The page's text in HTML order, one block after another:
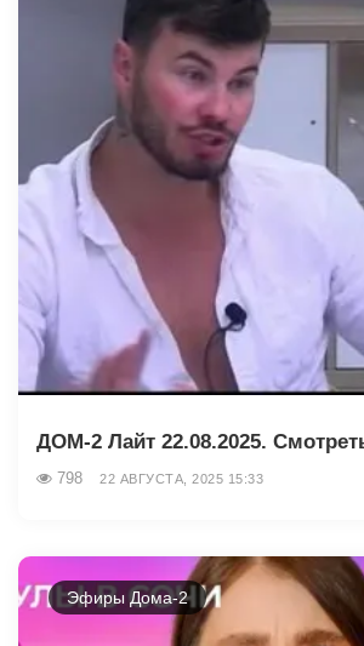
ДОМ-2 Лайт 22.08.2025.
798 22 АВГУСТА, 2025 15:33
Эфиры Дома-2